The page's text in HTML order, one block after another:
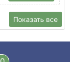
Показать все